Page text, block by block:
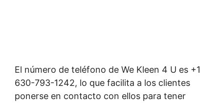
El número de teléfono de We Kleen 4 U es +1
630-793-1242, lo que facilita a los clientes
ponerse en contacto con ellos para tener